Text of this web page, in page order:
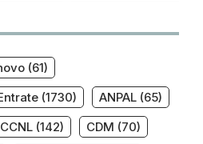
(61)
(1730) ANPAL(65)
CCNL(142) CDM (70)